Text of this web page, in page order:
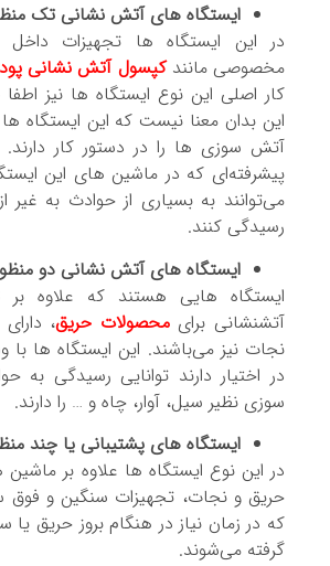
ایستگاه های آتش نشانی تک
در این ایستگاه ها تجهیزات داخل
مخصوصی مانندکپسول آتش نشانی پودر
کار اصلی این نوع ایستگاه ها نیز اطفا
این بدان معنا نیست که این ایستگاه
آتش سوزی ها را در دستور کار دارند.
پیشرفته‌ای که در ماشین های این
می‌توانند به بسیاری از حوادث به غیر
رسیدگی کنند.
ایستگاه های آتش نشانی دو
ایستگاه هایی هستند که علاوه بر
آتشنشانی برایمحصولات حریق، دارای
نجات نیز می‌باشند. این ایستگاه ها با
در اختیار دارند توانایی رسیدگی به
سوزی نظیر سیل، آوار، چاه و … را دارند.
ایستگاه های پشتیبانی یا چند
در این نوع ایستگاه ها علاوه بر
حریق و نجات، تجهیزات سنگین و فوق
که در زمان نیاز در هنگام بروز حریق یا
گرفته می‌شوند.